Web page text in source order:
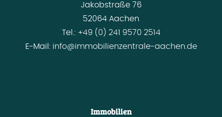
Jakobstraße 76
52064 Aachen
Tel.: +49 (0) 241 9570 2514
E-Mail: info@immobilienzentrale-aachen.de
Immobilien